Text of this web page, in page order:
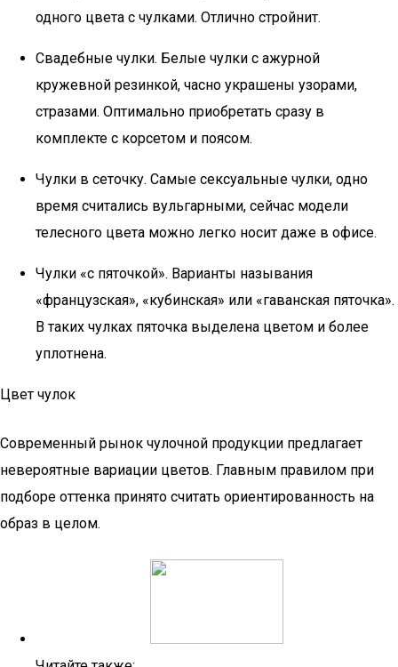
одного цвета с чулками. Отлично стройнит.
Свадебные чулки. Белые чулки с ажурной
кружевной резинкой, часно украшены узорами,
стразами. Оптимально приобретать сразу в
комплекте с корсетом и поясом.
Чулки в сеточку. Самые сексуальные чулки, одно
время считались вульгарными, сейчас модели
телесного цвета можно легко носит даже в офисе.
Чулки «с пяточкой». Варианты называния
«французская», «кубинская» или «гаванская пяточка».
В таких чулках пяточка выделена цветом и более
уплотнена.
Цвет чулок
Современный рынок чулочной продукции предлагает
невероятные вариации цветов. Главным правилом при
подборе оттенка принято считать ориентированность на
образ в целом.